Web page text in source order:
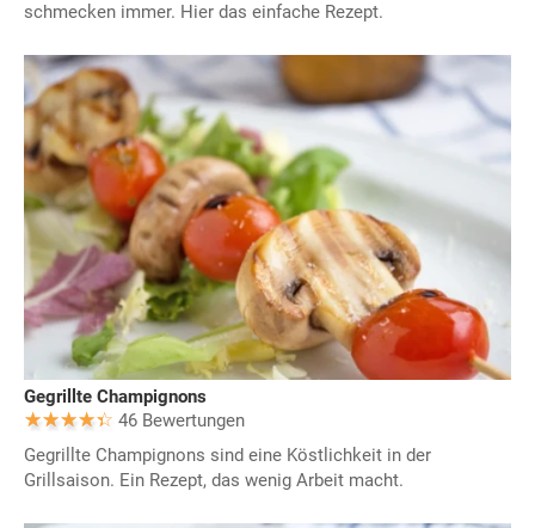
schmecken immer. Hier das einfache Rezept.
Gegrillte Champignons
46 Bewertungen
Gegrillte Champignons sind eine Köstlichkeit in der
Grillsaison. Ein Rezept, das wenig Arbeit macht.